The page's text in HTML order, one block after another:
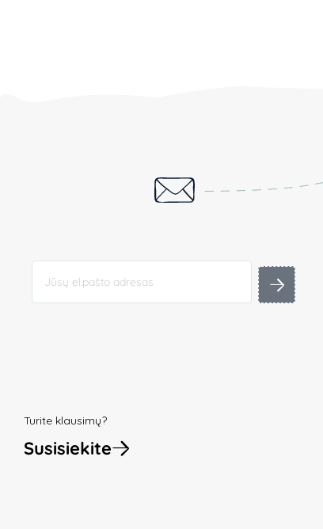
Turite klausimų?
Susisiekite